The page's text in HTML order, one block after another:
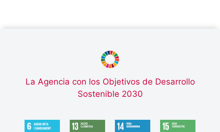
La Agencia con los Objetivos de Desarrollo
Sostenible 2030